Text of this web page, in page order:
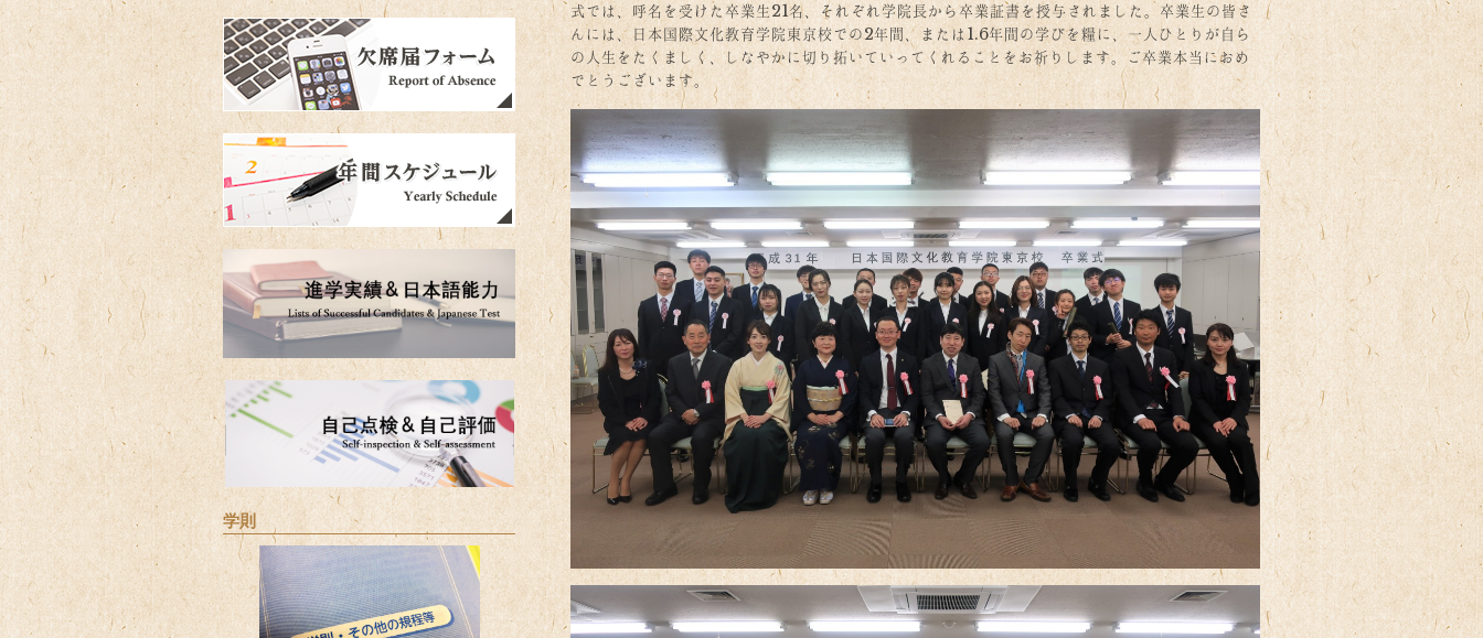
式では、呼名を受けた卒業生21名、それぞれ学院長から卒業証書を授与されました。卒業生の皆さ
んには、日本国際文化教育学院東京校での2年間、または1.6年間の学びを糧に、一人ひとりが自ら
の人生をたくましく、しなやかに切り拓いていってくれることをお祈りします。ご卒業本当におめ
でとうございます。
学則